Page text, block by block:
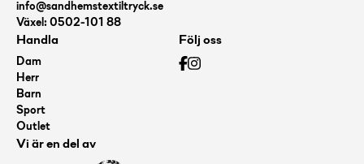
info@sandhemstextiltryck.se
Växel: 0502-101 88
Handla
Dam
Herr
Barn
Sport
Outlet
Följ oss
Vi är en del av